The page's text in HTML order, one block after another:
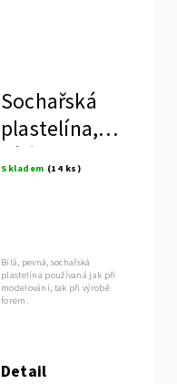
Sochařská
plastelína,
bílá
Skladem (14 ks)
Detail
Bílá, pevná, sochařská
plastelína používaná jak při
modelování, tak při výrobě
forem.